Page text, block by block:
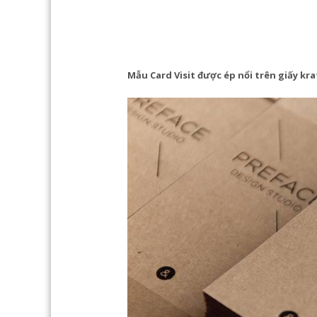
Mẫu Card Visit được ép nổi trên giấy